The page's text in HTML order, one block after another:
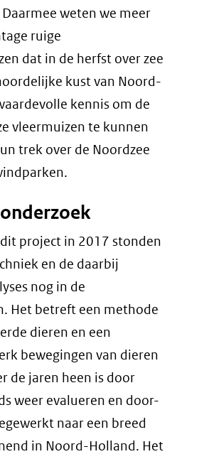
weten we meer
ruige
dat in de herfst over zee
kust van Noord-
kennis om de
vleermuizen te kunnen
trek over de Noordzee
project in 2017 stonden
en de daarbij
nog in de
Het betreft een methode
dieren en een
bewegingen van dieren
de jaren heen is door
weer evalueren en door-
naar een breed
in Noord-Holland. Het